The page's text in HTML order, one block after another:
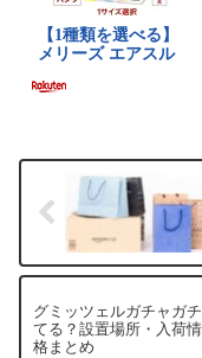
グミッツェルガチャガ
てる？設置場所・入荷
格まとめ